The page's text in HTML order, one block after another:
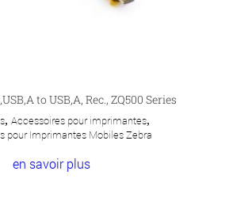
to USB,A, Rec., ZQ500 Series
, Accessoires pour imprimantes,
pour Imprimantes Mobiles Zebra
en savoir plus